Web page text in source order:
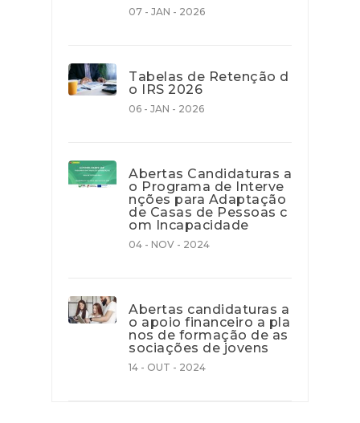
07 - JAN - 2026
Tabelas de Retenção d
o IRS 2026
06 - JAN - 2026
Abertas Candidaturas a
o Programa de Interve
nções para Adaptação
de Casas de Pessoas c
om Incapacidade
04 - NOV - 2024
Abertas candidaturas a
o apoio financeiro a pla
nos de formação de as
sociações de jovens
14 - OUT - 2024